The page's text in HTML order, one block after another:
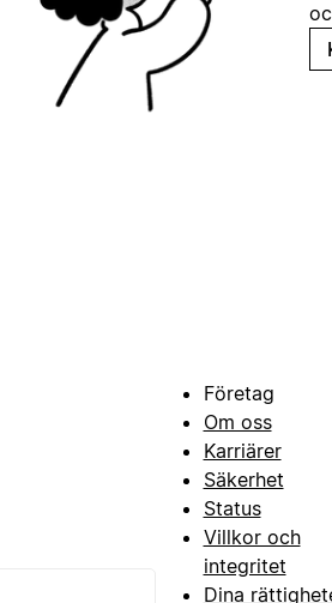
Företag
Om oss
Karriärer
Säkerhet
Status
Villkor och
integritet
Dina